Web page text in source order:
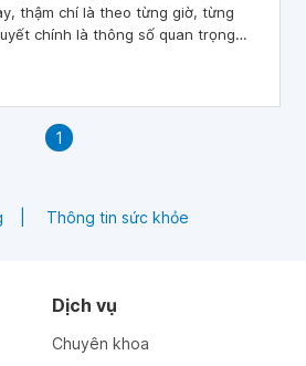
thậm chí là theo từng giờ, từng
chính là thông số quan trọng
1
Thông tin sức khỏe
Dịch vụ
Chuyên khoa